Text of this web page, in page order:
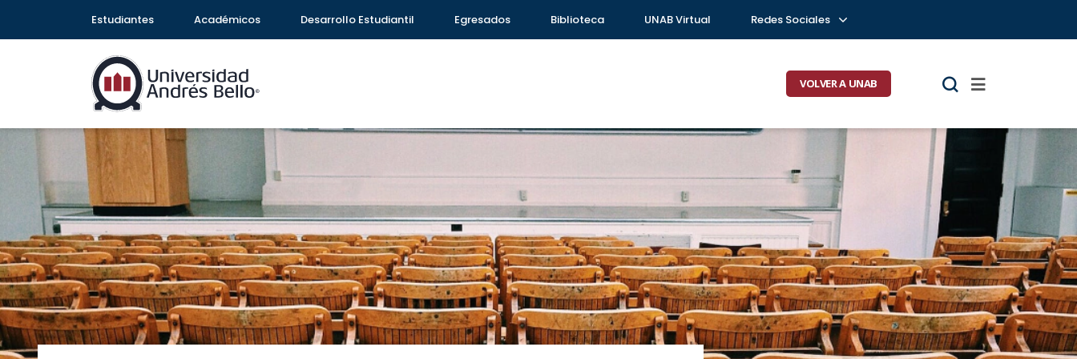
Estudiantes Académicos Desarrollo Estudiantil Egresados Biblioteca UNAB Virtual Redes Sociales
VOLVER A UNAB